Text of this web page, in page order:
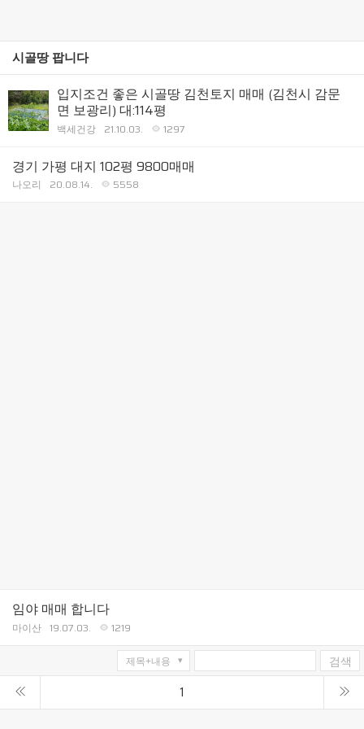
시골땅 팝니다
입지조건 좋은 시골땅 김천토지 매매 (김천시 감문
면 보광리) 대:114평
백세건강 21.10.03. 1297
경기 가평 대지 102평 9800매매
나오리 20.08.14. 5558
임야 매매 합니다
마이산 19.07.03. 1219
검색
1